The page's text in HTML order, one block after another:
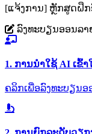
[ແຈ້ງການ] ຫຼັກສູດຝຶກ
ລົງທະບຽນອອນລາຍ
1. ການນຳໃຊ້ AI ເຂົ້
ຄລິກເພື່ອລົງທະບຽນອ